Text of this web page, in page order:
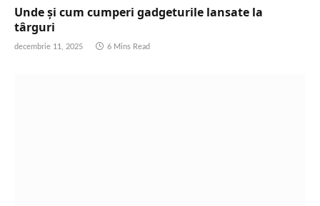
Unde și cum cumperi gadgeturile lansate la
târguri
decembrie 11, 2025 6 Mins Read